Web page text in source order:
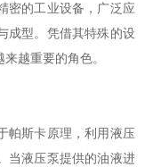
的工业设备，广泛应
成型。凭借其特殊的设
越重要的角色。
帕斯卡原理，利用液压
当液压泵提供的油液进